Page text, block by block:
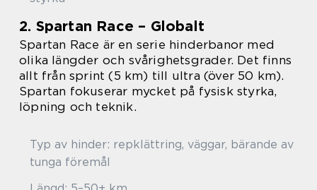
2. Spartan Race – Globalt
Spartan Race är en serie hinderbanor med
olika längder och svårighetsgrader. Det finns
allt från sprint (5 km) till ultra (över 50 km).
Spartan fokuserar mycket på fysisk styrka,
löpning och teknik.
Typ av hinder: repklättring, väggar, bärande av
tunga föremål